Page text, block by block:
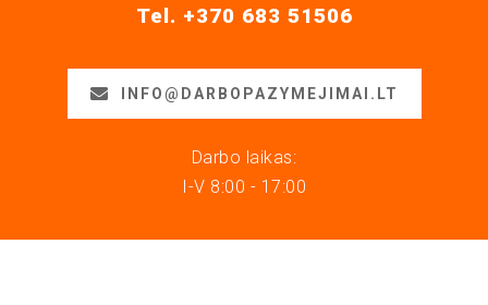
Tel. +370 683 51506
INFO@DARBOPAZYMEJIMAI.LT
Darbo laikas:
I-V 8:00 - 17:00